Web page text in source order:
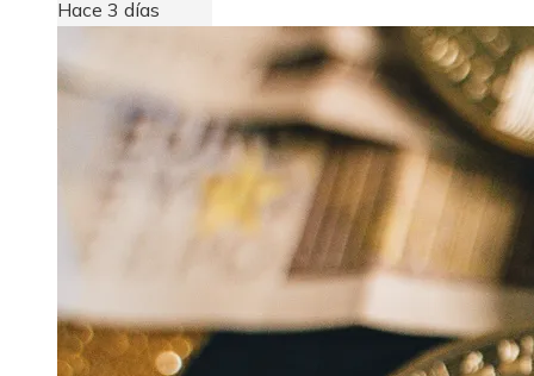
Hace 3 días